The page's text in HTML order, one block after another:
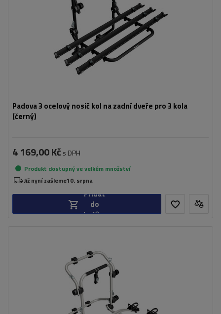
Padova 3 ocelový nosič kol na zadní dveře pro 3 kola
(černý)
4 169,00 Kč s DPH
Produkt dostupný ve velkém množství
Již nyní zašleme10. srpna
Přidat
do
košíku
Maximální hmotnost jízdního kola:
Nosnost nosiče jízdních kol:
45 kg
kompatibilní s elektrokoly
hliníková konstrukce